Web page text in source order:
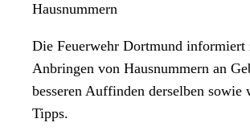
Hausnummern
Die Feuerwehr Dortmund informiert
Anbringen von Hausnummern an
besseren Auffinden derselben sowie
Tipps.